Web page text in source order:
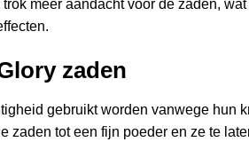
meer aandacht voor de zaden,
zaden
gebruikt worden vanwege hun
zaden tot een fijn poeder en ze te